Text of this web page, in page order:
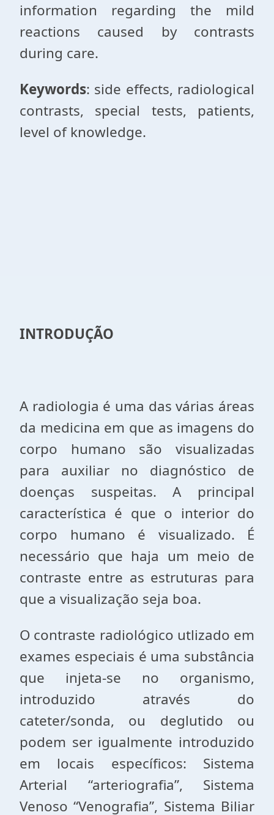
information regarding the mild
reactions caused by contrasts
during care.
Keywords: side effects, radiological
contrasts, special tests, patients,
level of knowledge.
INTRODUÇÃO
A radiologia é uma das várias áreas
da medicina em que as imagens do
corpo humano são visualizadas
para auxiliar no diagnóstico de
doenças suspeitas. A principal
característica é que o interior do
corpo humano é visualizado. É
necessário que haja um meio de
contraste entre as estruturas para
que a visualização seja boa.
O contraste radiológico utlizado em
exames especiais é uma substância
que injeta-se no organismo,
introduzido através do
cateter/sonda, ou deglutido ou
podem ser igualmente introduzido
em locais específicos: Sistema
Arterial “arteriografia”, Sistema
Venoso “Venografia”, Sistema Biliar